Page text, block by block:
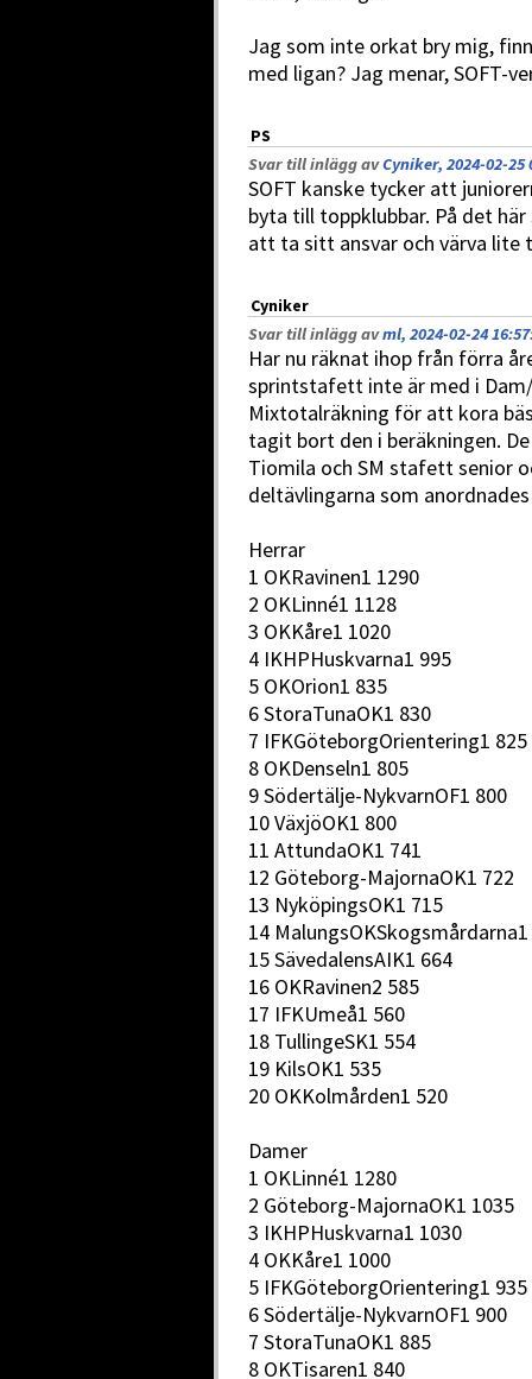
Jag som inte orkat bry mig,
med ligan? Jag menar, SOFT-
PS
Svar till inlägg avCyniker, 2024-02-25
SOFT kanske tycker att
byta till toppklubbar. På det
att ta sitt ansvar och värva lite
Cyniker
Svar till inlägg avml, 2024-02-24 16:57
Har nu räknat ihop från förra
sprintstafett inte är med i
Mixtotalräkning för att kora
tagit bort den i beräkningen.
Tiomila och SM stafett senior
deltävlingarna som
Herrar
1 OKRavinen1 1290
2 OKLinné1 1128
3 OKKåre1 1020
4 IKHPHuskvarna1 995
5 OKOrion1 835
6 StoraTunaOK1 830
7 IFKGöteborgOrientering1 825
8 OKDenseln1 805
9 Södertälje-NykvarnOF1 800
10 VäxjöOK1 800
11 AttundaOK1 741
12 Göteborg-MajornaOK1 722
13 NyköpingsOK1 715
14
15 SävedalensAIK1 664
16 OKRavinen2 585
17 IFKUmeå1 560
18 TullingeSK1 554
19 KilsOK1 535
20 OKKolmården1 520
Damer
1 OKLinné1 1280
2 Göteborg-MajornaOK1 1035
3 IKHPHuskvarna1 1030
4 OKKåre1 1000
5 IFKGöteborgOrientering1 935
6 Södertälje-NykvarnOF1 900
7 StoraTunaOK1 885
8 OKTisaren1 840